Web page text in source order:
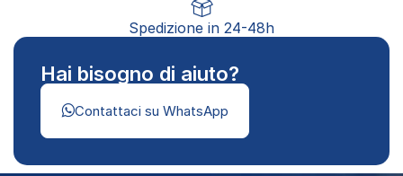
Spedizione in 24-48h
Hai bisogno di aiuto?
Contattaci su WhatsApp